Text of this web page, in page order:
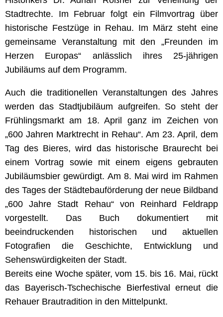
Stadtrechte. Im Februar folgt ein Filmvortrag über
historische Festzüge in Rehau. Im März steht eine
gemeinsame Veranstaltung mit den „Freunden im
Herzen Europas“ anlässlich ihres 25-jährigen
Jubiläums auf dem Programm.
Auch die traditionellen Veranstaltungen des Jahres
werden das Stadtjubiläum aufgreifen. So steht der
Frühlingsmarkt am 18. April ganz im Zeichen von
„600 Jahren Marktrecht in Rehau“. Am 23. April, dem
Tag des Bieres, wird das historische Braurecht bei
einem Vortrag sowie mit einem eigens gebrauten
Jubiläumsbier gewürdigt. Am 8. Mai wird im Rahmen
des Tages der Städtebauförderung der neue Bildband
„600 Jahre Stadt Rehau“ von Reinhard Feldrapp
vorgestellt. Das Buch dokumentiert mit
beeindruckenden historischen und aktuellen
Fotografien die Geschichte, Entwicklung und
Sehenswürdigkeiten der Stadt.
Bereits eine Woche später, vom 15. bis 16. Mai, rückt
das Bayerisch-Tschechische Bierfestival erneut die
Rehauer Brautradition in den Mittelpunkt.